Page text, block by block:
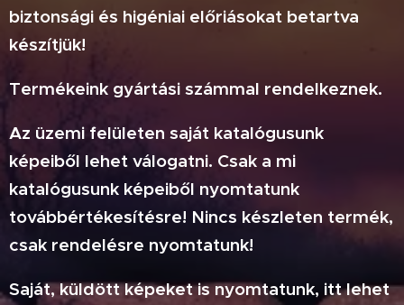
biztonsági és higéniai előriásokat betartva
készítjük!
Termékeink gyártási számmal rendelkeznek.
Az üzemi felületen saját katalógusunk
képeiből lehet válogatni. Csak a mi
katalógusunk képeiből nyomtatunk
továbbértékesítésre! Nincs készleten termék,
csak rendelésre nyomtatunk!
Saját, küldött képeket is nyomtatunk, itt lehet